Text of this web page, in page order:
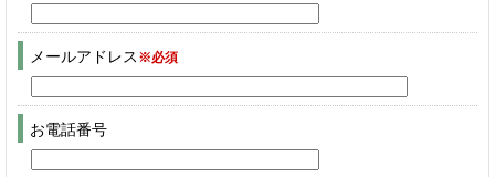
メールアドレス ※必須
お電話番号